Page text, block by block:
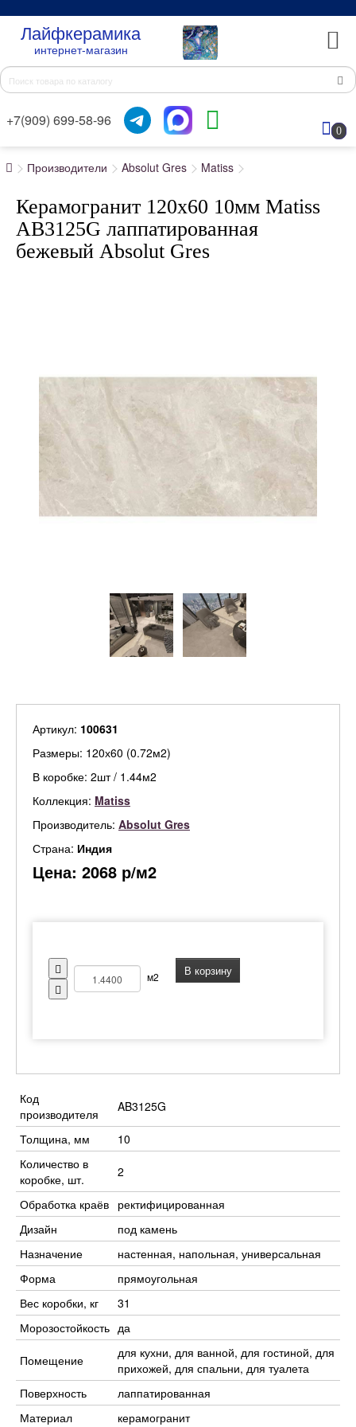
Лайфкерамика
интернет-магазин
+7(909) 699-58-96
0
Производители Absolut Gres Matiss
Керамогранит 120x60 10мм Matiss
AB3125G лаппатированная
бежевый Absolut Gres
Артикул: 100631
Размеры: 120х60 (0.72м2)
В коробке: 2шт / 1.44м2
Коллекция: Matiss
Производитель: Absolut Gres
Страна: Индия
Цена: 2068 р/м2
м2 В корзину
Код
производителя
AB3125G
Толщина, мм
10
Количество в
коробке, шт.
2
Обработка краёв ректифицированная
Дизайн
под камень
Назначение
настенная, напольная, универсальная
Форма
прямоугольная
Вес коробки, кг
31
Морозостойкость да
Помещение
для кухни, для ванной, для гостиной, для
прихожей, для спальни, для туалета
Поверхность
лаппатированная
Материал
керамогранит